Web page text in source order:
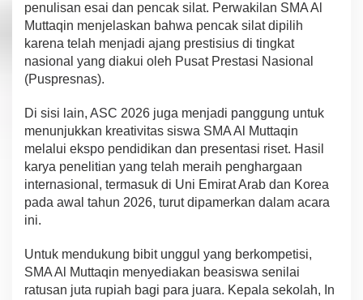
penulisan esai dan pencak silat. Perwakilan SMA Al
Muttaqin menjelaskan bahwa pencak silat dipilih
karena telah menjadi ajang prestisius di tingkat
nasional yang diakui oleh Pusat Prestasi Nasional
(Puspresnas).
Di sisi lain, ASC 2026 juga menjadi panggung untuk
menunjukkan kreativitas siswa SMA Al Muttaqin
melalui ekspo pendidikan dan presentasi riset. Hasil
karya penelitian yang telah meraih penghargaan
internasional, termasuk di Uni Emirat Arab dan Korea
pada awal tahun 2026, turut dipamerkan dalam acara
ini.
Untuk mendukung bibit unggul yang berkompetisi,
SMA Al Muttaqin menyediakan beasiswa senilai
ratusan juta rupiah bagi para juara. Kepala sekolah, In